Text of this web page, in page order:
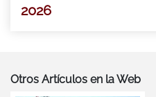
2026
Otros Artículos en la Web